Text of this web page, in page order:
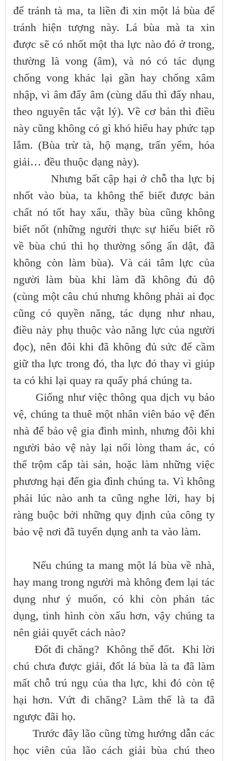
để tránh tà ma, ta liền đi xin một lá bùa để
tránh hiện tượng này. Lá bùa mà ta xin
được sẽ có nhốt một tha lực nào đó ở trong,
thường là vong (âm), và nó có tác dụng
chống vong khác lại gần hay chống xâm
nhập, vì âm đẩy âm (cùng dấu thì đẩy nhau,
theo nguyên tắc vật lý). Về cơ bản thì điều
này cũng không có gì khó hiểu hay phức tạp
lắm. (Bùa trừ tà, hộ mạng, trấn yểm, hóa
giải… đều thuộc dạng này).
Nhưng bất cập hại ở chỗ tha lực bị
nhốt vào bùa, ta không thể biết được bản
chất nó tốt hay xấu, thầy bùa cũng không
biết nốt (những người thực sự hiểu biết rõ
về bùa chú thì họ thường sống ẩn dật, đã
không còn làm bùa). Và cái tâm lực của
người làm bùa khi làm đã không đủ độ
(cùng một câu chú nhưng không phải ai đọc
cũng có quyền năng, tác dụng như nhau,
điều này phụ thuộc vào năng lực của người
đọc), nên đôi khi đã không đủ sức để cầm
giữ tha lực trong đó, tha lực đó thay vì giúp
ta có khi lại quay ra quấy phá chúng ta.
Giống như việc thông qua dịch vụ bảo
vệ, chúng ta thuê một nhân viên bảo vệ đến
nhà để bảo vệ gia đình mình, nhưng đôi khi
người bảo vệ này lại nổi lòng tham ác, có
thể trộm cắp tài sản, hoặc làm những việc
phương hại đến gia đình chúng ta. Vì không
phải lúc nào anh ta cũng nghe lời, hay bị
ràng buộc bởi những quy định của công ty
bảo vệ nơi đã tuyển dụng anh ta vào làm.
Nếu chúng ta mang một lá bùa về nhà,
hay mang trong người mà không đem lại tác
dụng như ý muốn, có khi còn phản tác
dụng, tình hình còn xấu hơn, vậy chúng ta
nên giải quyết cách nào?
Đốt đi chăng? Không thể đốt. Khi lời
chú chưa được giải, đốt lá bùa là ta đã làm
mất chỗ trú ngụ của tha lực, khi đó còn tệ
hại hơn. Vứt đi chăng? Làm thế là ta đã
ngược đãi họ.
Trước đây lão cũng từng hướng dẫn các
học viên của lão cách giải bùa chú theo